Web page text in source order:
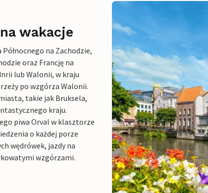
wakacje
na Zachodzie,
oraz Francję na
lub Walonii, w kraju
po wzgórza Walonii.
takie jak Bruksela,
kraju.
piwa Orval w klasztorze
o każdej porze
wędrówek, jazdy na
wzgórzami.